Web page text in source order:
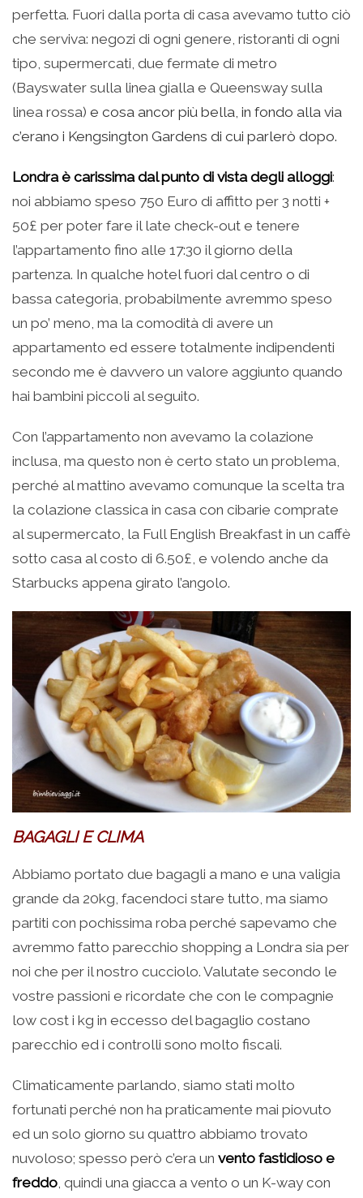
perfetta. Fuori dalla porta di casa avevamo tutto ciò
che serviva: negozi di ogni genere, ristoranti di ogni
tipo, supermercati, due fermate di metro
(Bayswater sulla linea gialla e Queensway sulla
linea rossa) e cosa ancor più bella, in fondo alla via
c’erano i Kengsington Gardens di cui parlerò dopo.
Londra è carissima dal punto di vista degli alloggi:
noi abbiamo speso 750 Euro di affitto per 3 notti +
50£ per poter fare il late check-out e tenere
l’appartamento fino alle 17:30 il giorno della
partenza. In qualche hotel fuori dal centro o di
bassa categoria, probabilmente avremmo speso
un po’ meno, ma la comodità di avere un
appartamento ed essere totalmente indipendenti
secondo me è davvero un valore aggiunto quando
hai bambini piccoli al seguito.
Con l’appartamento non avevamo la colazione
inclusa, ma questo non è certo stato un problema,
perché al mattino avevamo comunque la scelta tra
la colazione classica in casa con cibarie comprate
al supermercato, la Full English Breakfast in un caffè
sotto casa al costo di 6.50£, e volendo anche da
Starbucks appena girato l’angolo.
BAGAGLI E CLIMA
Abbiamo portato due bagagli a mano e una valigia
grande da 20kg, facendoci stare tutto, ma siamo
partiti con pochissima roba perché sapevamo che
avremmo fatto parecchio shopping a Londra sia per
noi che per il nostro cucciolo. Valutate secondo le
vostre passioni e ricordate che con le compagnie
low cost i kg in eccesso del bagaglio costano
parecchio ed i controlli sono molto fiscali.
Climaticamente parlando, siamo stati molto
fortunati perché non ha praticamente mai piovuto
ed un solo giorno su quattro abbiamo trovato
nuvoloso; spesso però c’era un vento fastidioso e
freddo , quindi una giacca a vento o un K-way con